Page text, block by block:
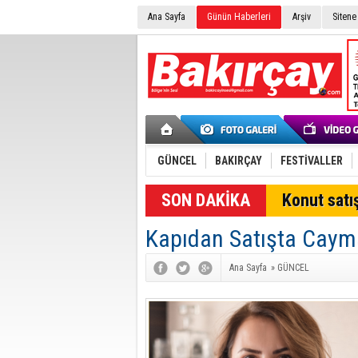
Ana Sayfa Günün Haberleri Arşiv
GÜNCEL BAKIRÇAY FESTİVALLER
SON DAKİKA Konut
Kapıdan Satışta
Ana Sayfa » GÜNCEL